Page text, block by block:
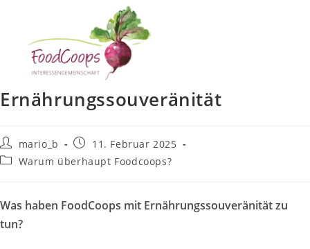
springen
Ernährungssouveränität
Beitrags-
Autor:
mario_b
Beitrag
veröffentlicht:
11. Februar 2025
Beitrags-
Warum überhaupt Foodcoops?
Was haben FoodCoops mit Ernährungssouveränität zu
tun?